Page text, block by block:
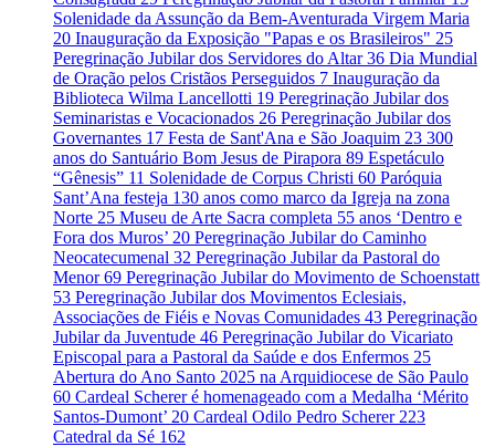
Solenidade da Assunção da Bem-Aventurada Virgem Maria
20 Inauguração da Exposição "Papas e os Brasileiros" 25
Peregrinação Jubilar dos Servidores do Altar36 Dia Mundial
de Oração pelos Cristãos Perseguidos 7 Inauguração da
Biblioteca Wilma Lancellotti 19 Peregrinação Jubilar dos
Seminaristas e Vocacionados 26 Peregrinação Jubilar dos
Governantes 17 Festa de Sant'Ana e São Joaquim 23 300
anos do Santuário Bom Jesus de Pirapora 89 Espetáculo
“Gênesis” 11 Solenidade de Corpus Christi 60 Paróquia
Sant’Ana festeja 130 anos como marco da Igreja na zona
Norte 25 Museu de Arte Sacra completa 55 anos ‘Dentro e
Fora dos Muros’ 20 Peregrinação Jubilar do Caminho
Neocatecumenal 32 Peregrinação Jubilar da Pastoral do
Menor69 Peregrinação Jubilar do Movimento de Schoenstatt
53 Peregrinação Jubilar dos Movimentos Eclesiais,
Associações de Fiéis e Novas Comunidades 43 Peregrinação
Jubilar da Juventude 46 Peregrinação Jubilar do Vicariato
Episcopal para a Pastoral da Saúde e dos Enfermos 25
Abertura do Ano Santo 2025 na Arquidiocese de São Paulo
60 Cardeal Scherer é homenageado com a Medalha ‘Mérito
Santos-Dumont’ 20 Cardeal Odilo Pedro Scherer 223
Catedral da Sé 162